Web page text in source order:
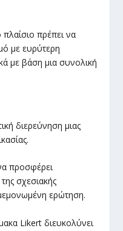
πρέπει να
με ευρύτερη
με βάση μια συνολική
διερεύνηση μιας
προσφέρει
σχεσιακής
ερώτηση.
Likert διευκολύνει